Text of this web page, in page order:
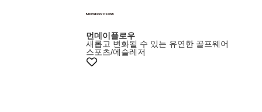
먼데이플로우
새롭고 변화될 수 있는 유연한 골프웨어
스포츠/에슬레저